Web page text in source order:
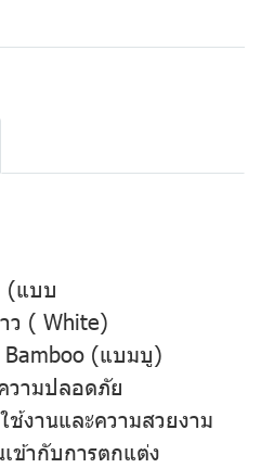
(แบบ
ว ( White)
(แบมบู)
ามปลอดภัย
ช้งานและความสวยงาม
ข้ากับการตกแต่ง